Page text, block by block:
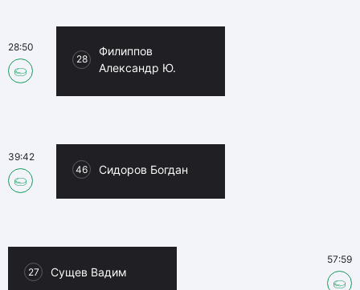
28
Филиппов
Александр Ю.
28:50
46 Сидоров Богдан
39:42
27 Сущев Вадим
57:59